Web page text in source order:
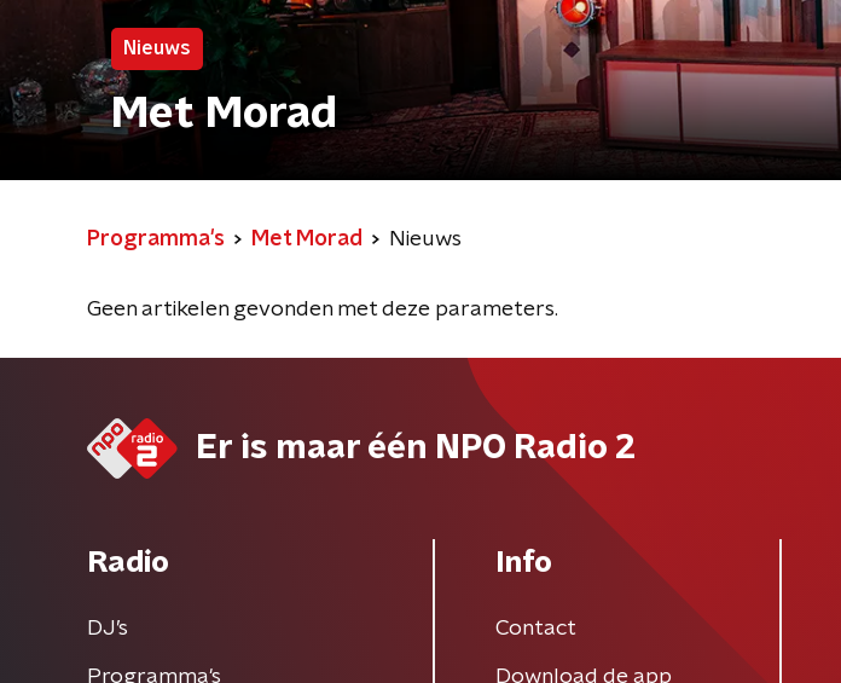
Nieuws
Met Morad
Programma's Met Morad Nieuws
Geen artikelen gevonden met deze parameters.
Er is maar één NPO Radio 2
Radio
DJ’s
Programma's
Info
Contact
Download de app